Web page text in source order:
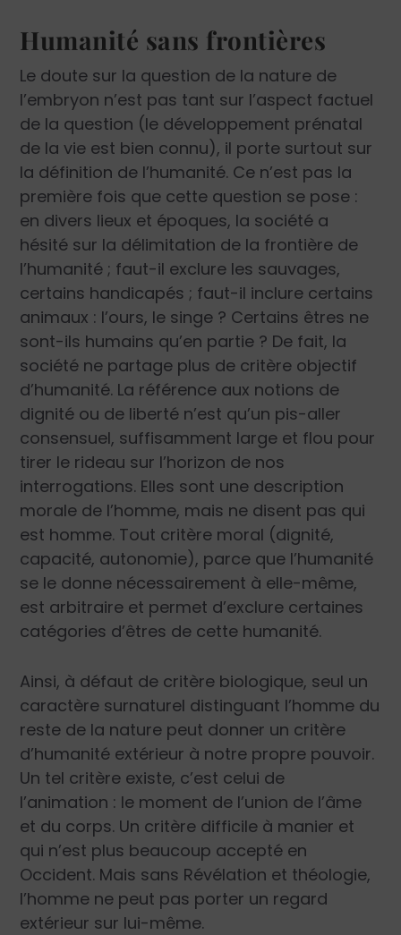
Humanité sans frontières
Le doute sur la question de la nature de
l’embryon n’est pas tant sur l’aspect factuel
de la question (le développement prénatal
de la vie est bien connu), il porte surtout sur
la définition de l’humanité. Ce n’est pas la
première fois que cette question se pose :
en divers lieux et époques, la société a
hésité sur la délimitation de la frontière de
l’humanité ; faut-il exclure les sauvages,
certains handicapés ; faut-il inclure certains
animaux : l’ours, le singe ? Certains êtres ne
sont-ils humains qu’en partie ? De fait, la
société ne partage plus de critère objectif
d’humanité. La référence aux notions de
dignité ou de liberté n’est qu’un pis-aller
consensuel, suffisamment large et flou pour
tirer le rideau sur l’horizon de nos
interrogations. Elles sont une description
morale de l’homme, mais ne disent pas qui
est homme. Tout critère moral (dignité,
capacité, autonomie), parce que l’humanité
se le donne nécessairement à elle-même,
est arbitraire et permet d’exclure certaines
catégories d’êtres de cette humanité.
Ainsi, à défaut de critère biologique, seul un
caractère surnaturel distinguant l’homme du
reste de la nature peut donner un critère
d’humanité extérieur à notre propre pouvoir.
Un tel critère existe, c’est celui de
l’animation : le moment de l’union de l’âme
et du corps. Un critère difficile à manier et
qui n’est plus beaucoup accepté en
Occident. Mais sans Révélation et théologie,
l’homme ne peut pas porter un regard
extérieur sur lui-même.